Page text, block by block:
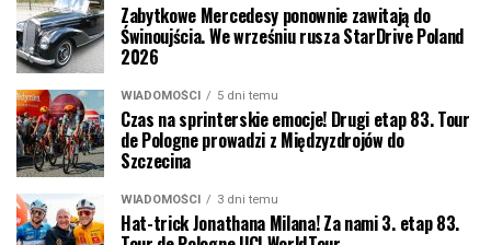
Zabytkowe Mercedesy ponownie zawitają do
Świnoujścia. We wrześniu rusza StarDrive Poland
2026
WIADOMOŚCI 5 dni temu
Czas na sprinterskie emocje! Drugi etap 83. Tour
de Pologne prowadzi z Międzyzdrojów do
Szczecina
WIADOMOŚCI 3 dni temu
Hat-trick Jonathana Milana! Za nami 3. etap 83.